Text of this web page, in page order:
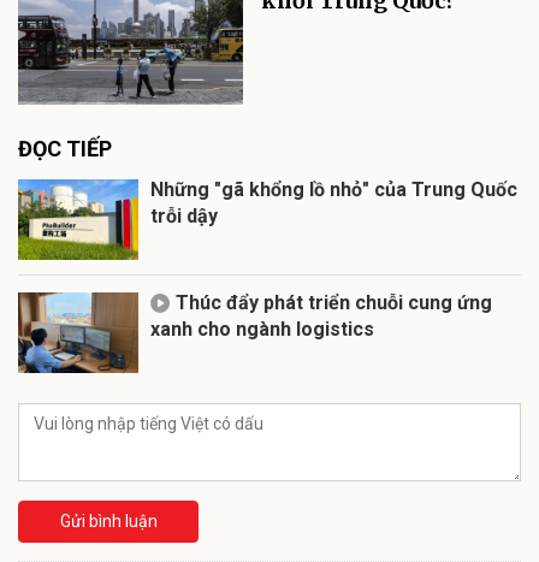
ĐỌC TIẾP
Những "gã khổng lồ nhỏ" của Trung Quốc
trỗi dậy
Thúc đẩy phát triển chuỗi cung ứng
xanh cho ngành logistics
Gửi bình luận